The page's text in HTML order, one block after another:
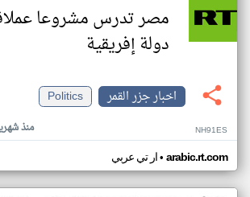
مصر تدرس مشروعا
دولة إفريقية
اخبار جزر القمر
Politics
منذ NH91ES
ار تي عربي• arabic.rt.com